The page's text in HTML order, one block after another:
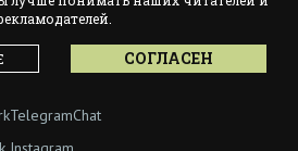
в Нью-Йорке
СОГЛАСЕН